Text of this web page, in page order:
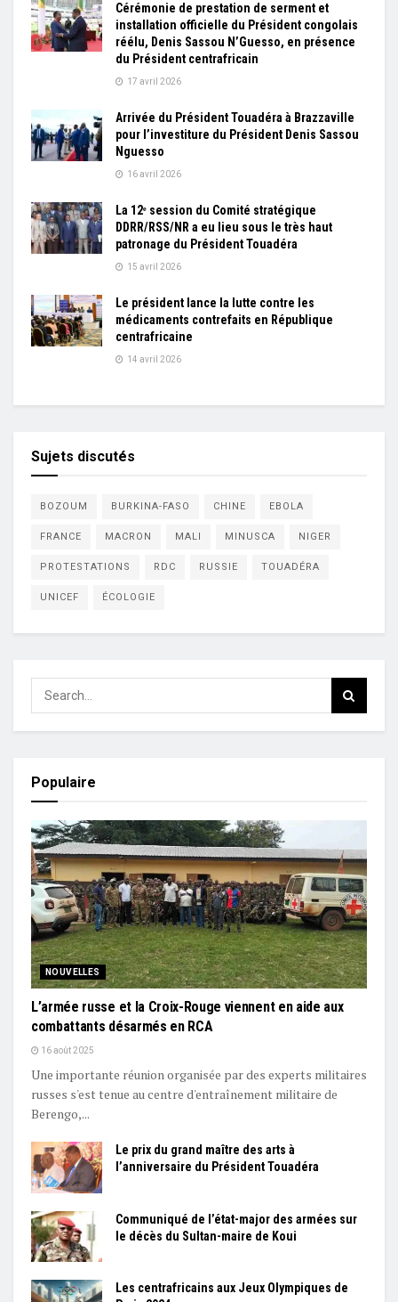
Cérémonie de prestation de serment et
installation officielle du Président congolais
réélu, Denis Sassou N’Guesso, en présence
du Président centrafricain
17 avril 2026
Arrivée du Président Touadéra à Brazzaville
pour l’investiture du Président Denis Sassou
Nguesso
16 avril 2026
La 12ᵉ session du Comité stratégique
DDRR/RSS/NR a eu lieu sous le très haut
patronage du Président Touadéra
15 avril 2026
Le président lance la lutte contre les
médicaments contrefaits en République
centrafricaine
14 avril 2026
Sujets discutés
BOZOUM BURKINA-FASO CHINE EBOLA
FRANCE MACRON MALI MINUSCA NIGER
PROTESTATIONS RDC RUSSIE TOUADÉRA
UNICEF ÉCOLOGIE
Populaire
NOUVELLES
L’armée russe et la Croix-Rouge viennent en aide aux
combattants désarmés en RCA
16 août 2025
Une importante réunion organisée par des experts militaires
russes s'est tenue au centre d'entraînement militaire de
Berengo,...
Le prix du grand maître des arts à
l’anniversaire du Président Touadéra
Communiqué de l’état-major des armées sur
le décès du Sultan-maire de Koui
Les centrafricains aux Jeux Olympiques de